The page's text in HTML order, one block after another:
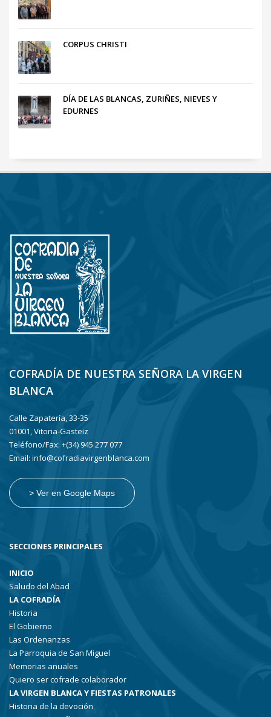
CORPUS CHRISTI
DÍA DE LAS BLANCAS, ZURIÑES, NIEVES Y
EDURNES
COFRADÍA DE NUESTRA SEÑORA LA VIRGEN
BLANCA
Calle Zapatería, 33-35
01001, Vitoria-Gasteiz
Teléfono/Fax: +(34) 945 277 077
Email: info@cofradiavirgenblanca.com
> Ver en Google Maps
SECCIONES PRINCIPALES
INICIO
Saludo del Abad
LA COFRADÍA
Historia
El Gobierno
Las Ordenanzas
La Parroquia de San Miguel
Memorias anuales
Quiero ser cofrade colaborador
LA VIRGEN BLANCA Y FIESTAS PATRONALES
Historia de la devoción